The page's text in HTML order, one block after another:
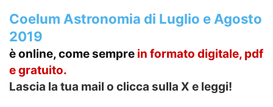
Coelum Astronomia di Luglio e Agosto
2019
è online, come sempre in formato digitale, pdf
e gratuito.
Lascia la tua mail o clicca sulla X e leggi!